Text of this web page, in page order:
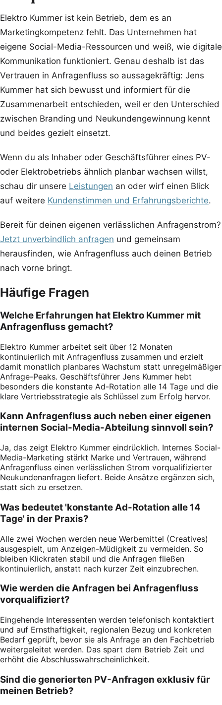
Elektro Kummer ist kein Betrieb, dem es an
Marketingkompetenz fehlt. Das Unternehmen hat
eigene Social-Media-Ressourcen und weiß, wie digitale
Kommunikation funktioniert. Genau deshalb ist das
Vertrauen in Anfragenfluss so aussagekräftig: Jens
Kummer hat sich bewusst und informiert für die
Zusammenarbeit entschieden, weil er den Unterschied
zwischen Branding und Neukundengewinnung kennt
und beides gezielt einsetzt.
Wenn du als Inhaber oder Geschäftsführer eines PV-
oder Elektrobetriebs ähnlich planbar wachsen willst,
schau dir unsere Leistungen an oder wirf einen Blick
auf weitere Kundenstimmen und Erfahrungsberichte.
Bereit für deinen eigenen verlässlichen Anfragenstrom?
Jetzt unverbindlich anfragen und gemeinsam
herausfinden, wie Anfragenfluss auch deinen Betrieb
nach vorne bringt.
Häufige Fragen
Welche Erfahrungen hat Elektro Kummer mit
Anfragenfluss gemacht?
Elektro Kummer arbeitet seit über 12 Monaten
kontinuierlich mit Anfragenfluss zusammen und erzielt
damit monatlich planbares Wachstum statt unregelmäßiger
Anfrage-Peaks. Geschäftsführer Jens Kummer hebt
besonders die konstante Ad-Rotation alle 14 Tage und die
klare Vertriebsstrategie als Schlüssel zum Erfolg hervor.
Kann Anfragenfluss auch neben einer eigenen
internen Social-Media-Abteilung sinnvoll sein?
Ja, das zeigt Elektro Kummer eindrücklich. Internes Social-
Media-Marketing stärkt Marke und Vertrauen, während
Anfragenfluss einen verlässlichen Strom vorqualifizierter
Neukundenanfragen liefert. Beide Ansätze ergänzen sich,
statt sich zu ersetzen.
Was bedeutet 'konstante Ad-Rotation alle 14
Tage' in der Praxis?
Alle zwei Wochen werden neue Werbemittel (Creatives)
ausgespielt, um Anzeigen-Müdigkeit zu vermeiden. So
bleiben Klickraten stabil und die Anfragen fließen
kontinuierlich, anstatt nach kurzer Zeit einzubrechen.
Wie werden die Anfragen bei Anfragenfluss
vorqualifiziert?
Eingehende Interessenten werden telefonisch kontaktiert
und auf Ernsthaftigkeit, regionalen Bezug und konkreten
Bedarf geprüft, bevor sie als Anfrage an den Fachbetrieb
weitergeleitet werden. Das spart dem Betrieb Zeit und
erhöht die Abschlusswahrscheinlichkeit.
Sind die generierten PV-Anfragen exklusiv für
meinen Betrieb?